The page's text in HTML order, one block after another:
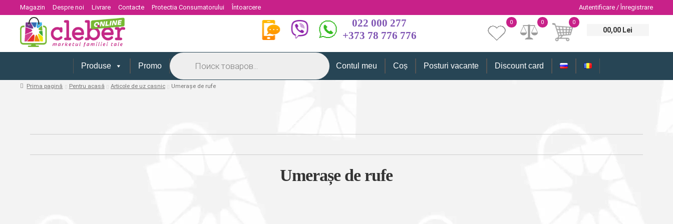
Magazin Despre noi Livrare Contacte Protectia Consumatorului Întoarcere Autentificare / Înregistrare
022 000 277
+373 78 776 776
0
00,00 Lei
0
0
Produse Promo
Products
search
Contul meu Coș Posturi vacante Discount card
Prima pagină Pentru acasă Articole de uz casnic Umerașe de rufe
Umerașe de rufe